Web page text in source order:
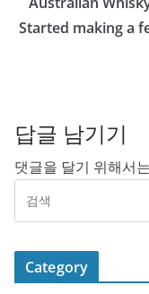
Started making a
답글 남기기
댓글을 달기 위해서는
Category